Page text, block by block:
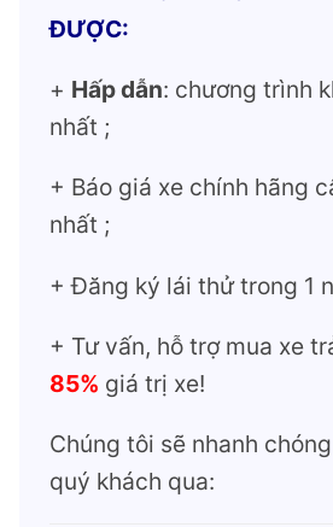
ĐƯỢC:
+ Hấp dẫn: chương trình
nhất ;
+ Báo giá xe chính hãng
nhất ;
+ Đăng ký lái thử trong 1
+ Tư vấn, hỗ trợ mua xe
85% giá trị xe!
Chúng tôi sẽ nhanh
quý khách qua: